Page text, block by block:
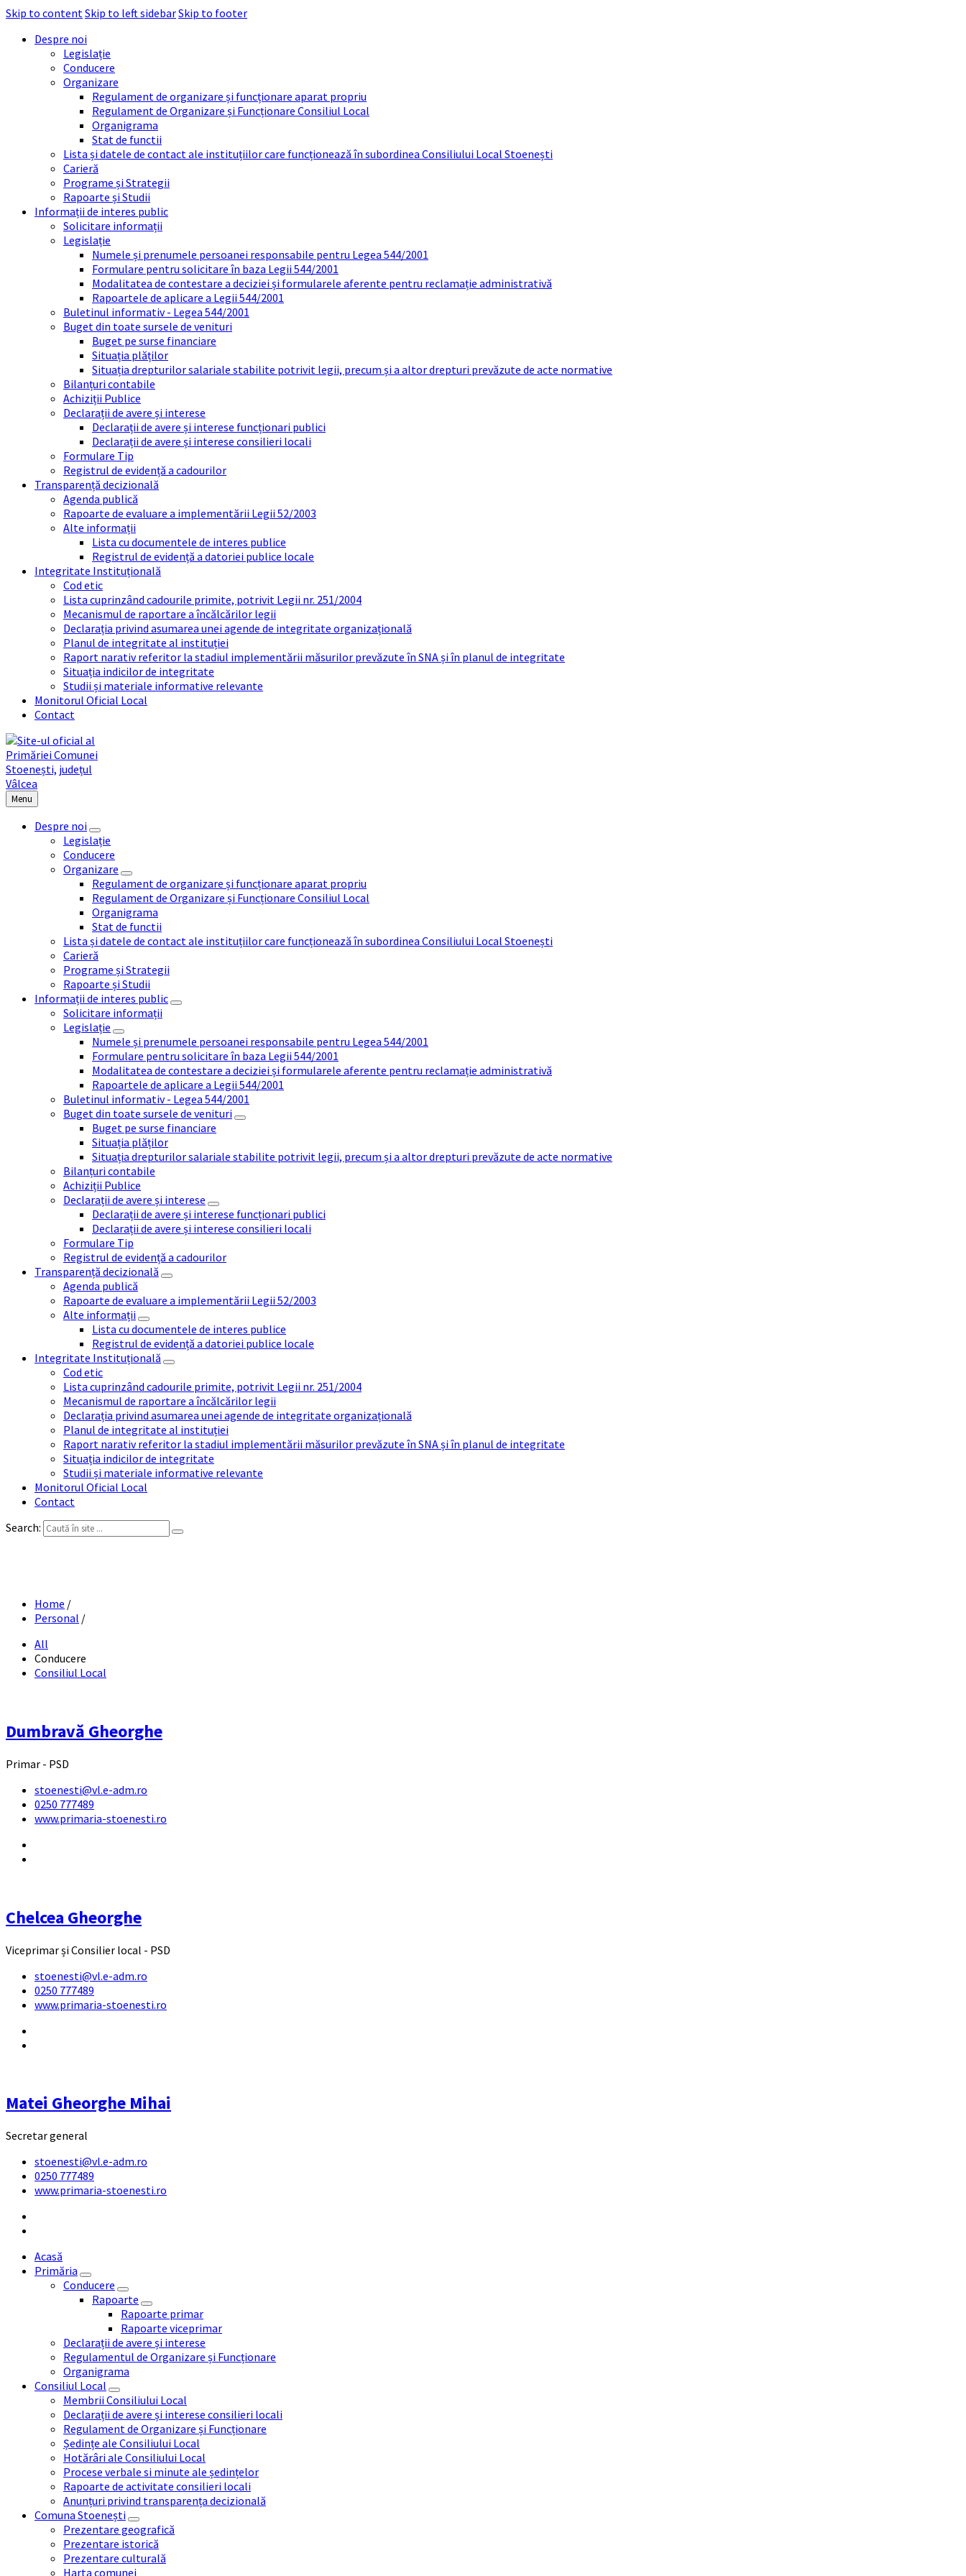
Skip to contentSkip to left sidebarSkip to footer
Despre noi
Legislație
Conducere
Organizare
Regulament de organizare și funcționare aparat propriu
Regulament de Organizare și Funcționare Consiliul Local
Organigrama
Stat de functii
Lista și datele de contact ale instituțiilor care funcționează în subordinea Consiliului Local Stoenești
Carieră
Programe și Strategii
Rapoarte și Studii
Informații de interes public
Solicitare informații
Legislație
Numele și prenumele persoanei responsabile pentru Legea 544/2001
Formulare pentru solicitare în baza Legii 544/2001
Modalitatea de contestare a deciziei și formularele aferente pentru reclamație administrativă
Rapoartele de aplicare a Legii 544/2001
Buletinul informativ - Legea 544/2001
Buget din toate sursele de venituri
Buget pe surse financiare
Situația plăților
Situația drepturilor salariale stabilite potrivit legii, precum și a altor drepturi prevăzute de acte normative
Bilanțuri contabile
Achiziții Publice
Declarații de avere și interese
Declarații de avere și interese funcționari publici
Declarații de avere și interese consilieri locali
Formulare Tip
Registrul de evidență a cadourilor
Transparență decizională
Agenda publică
Rapoarte de evaluare a implementării Legii 52/2003
Alte informații
Lista cu documentele de interes publice
Registrul de evidență a datoriei publice locale
Integritate Instituțională
Cod etic
Lista cuprinzând cadourile primite, potrivit Legii nr. 251/2004
Mecanismul de raportare a încălcărilor legii
Declarația privind asumarea unei agende de integritate organizațională
Planul de integritate al instituției
Raport narativ referitor la stadiul implementării măsurilor prevăzute în SNA și în planul de integritate
Situația indicilor de integritate
Studii și materiale informative relevante
Monitorul Oficial Local
Contact
Menu
Despre noi
Legislație
Conducere
Organizare
Regulament de organizare și funcționare aparat propriu
Regulament de Organizare și Funcționare Consiliul Local
Organigrama
Stat de functii
Lista și datele de contact ale instituțiilor care funcționează în subordinea Consiliului Local Stoenești
Carieră
Programe și Strategii
Rapoarte și Studii
Informații de interes public
Solicitare informații
Legislație
Numele și prenumele persoanei responsabile pentru Legea 544/2001
Formulare pentru solicitare în baza Legii 544/2001
Modalitatea de contestare a deciziei și formularele aferente pentru reclamație administrativă
Rapoartele de aplicare a Legii 544/2001
Buletinul informativ - Legea 544/2001
Buget din toate sursele de venituri
Buget pe surse financiare
Situația plăților
Situația drepturilor salariale stabilite potrivit legii, precum și a altor drepturi prevăzute de acte normative
Bilanțuri contabile
Achiziții Publice
Declarații de avere și interese
Declarații de avere și interese funcționari publici
Declarații de avere și interese consilieri locali
Formulare Tip
Registrul de evidență a cadourilor
Transparență decizională
Agenda publică
Rapoarte de evaluare a implementării Legii 52/2003
Alte informații
Lista cu documentele de interes publice
Registrul de evidență a datoriei publice locale
Integritate Instituțională
Cod etic
Lista cuprinzând cadourile primite, potrivit Legii nr. 251/2004
Mecanismul de raportare a încălcărilor legii
Declarația privind asumarea unei agende de integritate organizațională
Planul de integritate al instituției
Raport narativ referitor la stadiul implementării măsurilor prevăzute în SNA și în planul de integritate
Situația indicilor de integritate
Studii și materiale informative relevante
Monitorul Oficial Local
Contact
Search:
Home /
Personal /
All
Conducere
Consiliul Local
Dumbravă Gheorghe
Primar - PSD
stoenesti@vl.e-adm.ro
0250 777489
www.primaria-stoenesti.ro
Chelcea Gheorghe
Viceprimar și Consilier local - PSD
stoenesti@vl.e-adm.ro
0250 777489
www.primaria-stoenesti.ro
Matei Gheorghe Mihai
Secretar general
stoenesti@vl.e-adm.ro
0250 777489
www.primaria-stoenesti.ro
Acasă
Primăria
Conducere
Rapoarte
Rapoarte primar
Rapoarte viceprimar
Declarații de avere și interese
Regulamentul de Organizare și Funcționare
Organigrama
Consiliul Local
Membrii Consiliului Local
Declarații de avere și interese consilieri locali
Regulament de Organizare și Funcționare
Ședințe ale Consiliului Local
Hotărâri ale Consiliului Local
Procese verbale si minute ale ședințelor
Rapoarte de activitate consilieri locali
Anunțuri privind transparența decizională
Comuna Stoenești
Prezentare geografică
Prezentare istorică
Prezentare culturală
Harta comunei